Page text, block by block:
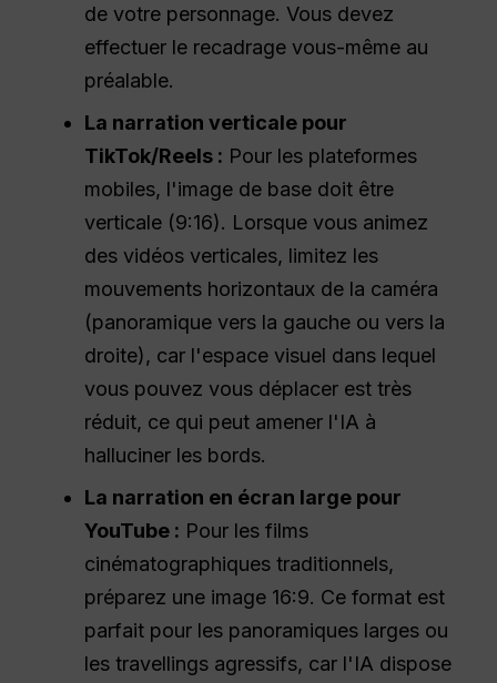
de votre personnage. Vous devez
effectuer le recadrage vous-même au
préalable.
La narration verticale pour
TikTok/Reels : Pour les plateformes
mobiles, l'image de base doit être
verticale (9:16). Lorsque vous animez
des vidéos verticales, limitez les
mouvements horizontaux de la caméra
(panoramique vers la gauche ou vers la
droite), car l'espace visuel dans lequel
vous pouvez vous déplacer est très
réduit, ce qui peut amener l'IA à
halluciner les bords.
La narration en écran large pour
YouTube : Pour les films
cinématographiques traditionnels,
préparez une image 16:9. Ce format est
parfait pour les panoramiques larges ou
les travellings agressifs, car l'IA dispose